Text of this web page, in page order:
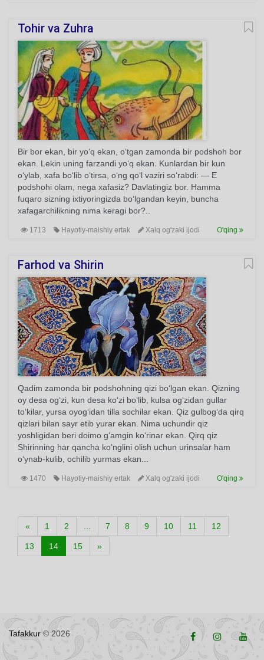
Tohir va Zuhra
Bir bor ekan, bir yo‘q ekan, o‘tgan zamonda bir podshoh bor
ekan. Lekin uning farzandi yo‘q ekan. Kunlardan bir kun
o‘ylab, xafa bo‘lib o‘tirsa, o‘ng qo‘l vaziri so‘rabdi: — E
podshohi olam, nega xafasiz? Davlatingiz bor. Hamma
fuqaro sizning ixtiyoringizda bo‘lgandan keyin, buncha
xafagarchilikning nima keragi bor?..
1713 Hayotiy-maishiy ertak Xalq og'zaki ijodi O'qing
Farhod va Shirin
Qadim zamonda bir podshohning qizi bo‘lgan ekan. Qizning
oy desa og‘zi, kun desa ko‘zi bo‘lib, kulsa og‘zidan gullar
to‘kilar, yursa oyog‘idan tilla sochilar ekan. Qiz gulbog‘da qirq
qizlari bilan sayr etib yurar ekan. Nima uchundir qiz
yoshligidan beri doimo g‘amgin ko‘rinar ekan. Qirq qiz
Shirinning har qancha ko‘nglini olish uchun urinsalar ham
o‘ynab-kulib, ochilib yurmas ekan...
1470 Hayotiy-maishiy ertak Xalq og'zaki ijodi O'qing
« 1 2 7 8 9 10 11 12
13 14 15 »
Tafakkur © 2026